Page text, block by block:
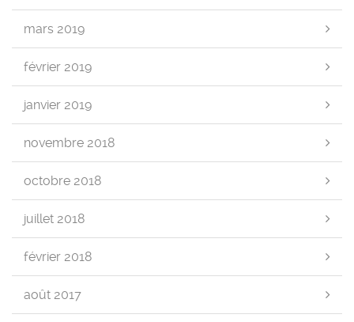
mars 2019
février 2019
janvier 2019
novembre 2018
octobre 2018
juillet 2018
février 2018
août 2017